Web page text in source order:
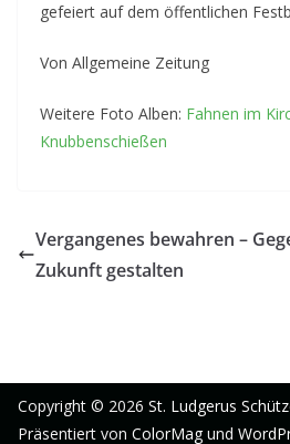
gefeiert auf dem öffentlichen
Von Allgemeine Zeitung
Weitere Foto Alben: Fahnen im
Knubbenschießen
Vergangenes bewahren –
Zukunft gestalten
Copyright © 2026 St. Ludgerus
Präsentiert von ColorMagund